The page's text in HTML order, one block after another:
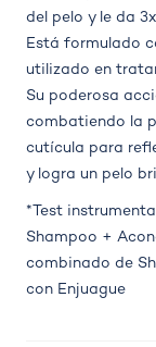
del pelo y le da
Está formulado
utilizado en
Su poderosa
combatiendo la
cutícula para
y logra un pelo
*Test
Shampoo +
combinado de
con Enjuague